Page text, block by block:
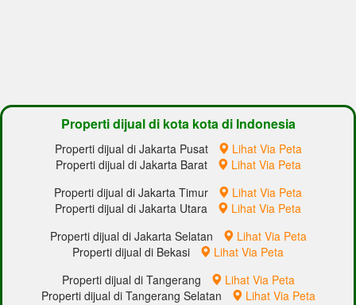
Properti dijual di kota kota di Indonesia
Properti dijual di Jakarta Pusat
Lihat Via Peta
Properti dijual di Jakarta Barat
Lihat Via Peta
Properti dijual di Jakarta Timur
Lihat Via Peta
Properti dijual di Jakarta Utara
Lihat Via Peta
Properti dijual di Jakarta Selatan
Lihat Via Peta
Properti dijual di Bekasi
Lihat Via Peta
Properti dijual di Tangerang
Lihat Via Peta
Properti dijual di Tangerang Selatan
Lihat Via Peta